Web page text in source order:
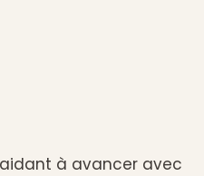
à avancer avec